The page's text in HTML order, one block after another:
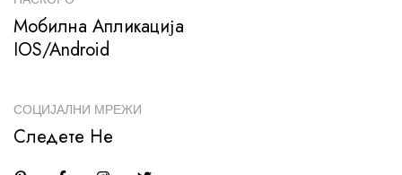
Мобилна Апликација
IOS/Android
СОЦИЈАЛНИ МРЕЖИ
Следете Не